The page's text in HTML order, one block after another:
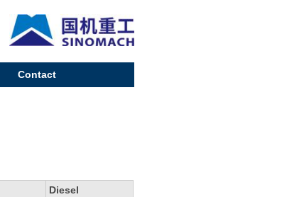
Contact
Diesel